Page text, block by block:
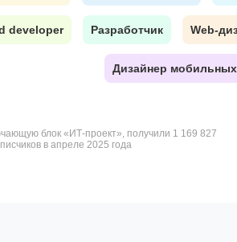
developer Разработчик Web-
Дизайнер
блок «ИТ-проект», получили 1 169 827
в апреле 2025 года